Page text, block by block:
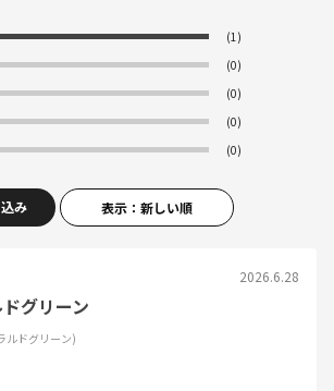
(1)
(0)
(0)
(0)
(0)
み 表示：新しい順
2026.6.28
グリーン
ルドグリーン)